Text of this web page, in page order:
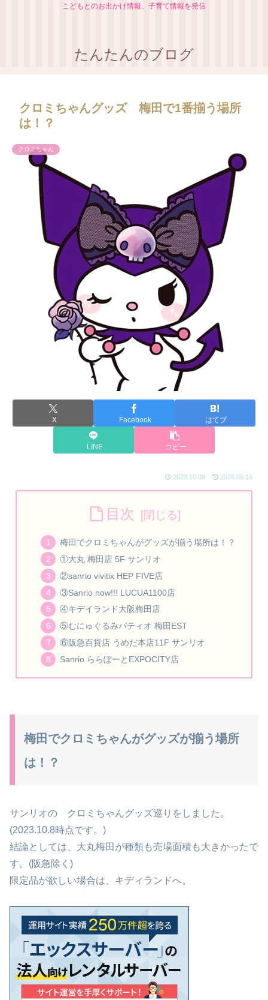
こどもとのお出かけ情報、子育て情報を発信
たんたんのブログ
クロミちゃんグッズ 梅田で1番揃う場所
は！？
クロミちゃん
X Facebook はてブ
LINE コピー
2023.10.09 2026.05.16
目次
梅田でクロミちゃんがグッズが揃う場所は！？
①大丸 梅田店 5F サンリオ
②sanrio vivitix HEP FIVE店
③Sanrio now!!! LUCUA1100店
④キデイランド大阪梅田店
⑤むにゅぐるみパティオ 梅田EST
⑥阪急百貨店 うめだ本店11F サンリオ
Sanrio ららぽーとEXPOCITY店
梅田でクロミちゃんがグッズが揃う場所
は！？
サンリオの クロミちゃんグッズ巡りをしました。
(2023.10.8時点です。)
結論としては、大丸梅田が種類も売場面積も大きかったで
す。(阪急除く)
限定品が欲しい場合は、キディランドへ。